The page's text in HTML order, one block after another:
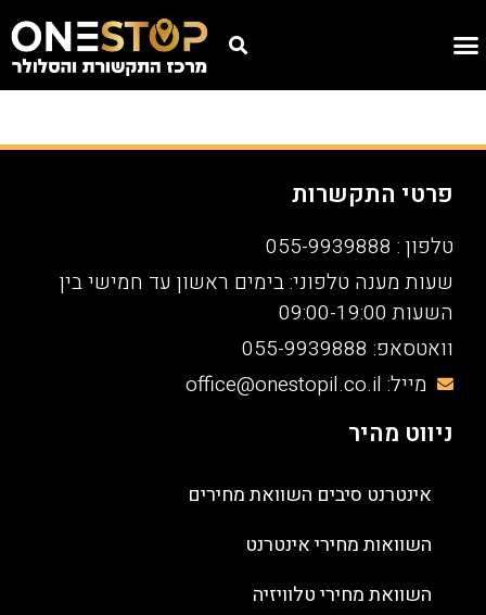
פרטי התקשרות
טלפון : 055-9939888
שעות מענה טלפוני: בימים ראשון עד חמישי בין
השעות 09:00-19:00
וואטסאפ: 055-9939888
מייל: office@onestopil.co.il
ניווט מהיר
אינטרנט סיבים השוואת מחירים
השוואות מחירי אינטרנט
השוואת מחירי טלוויזיה